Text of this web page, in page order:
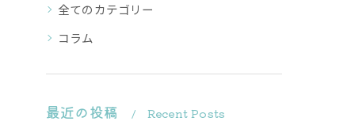
全てのカテゴリー
コラム
最近の投稿 Recent Posts